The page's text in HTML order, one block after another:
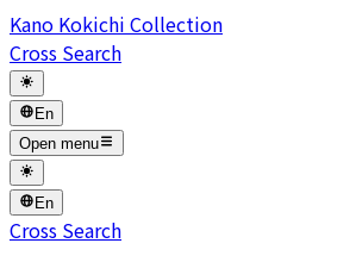
Kano Kokichi Collection
Cross Search
En
Open menu
En
Cross Search